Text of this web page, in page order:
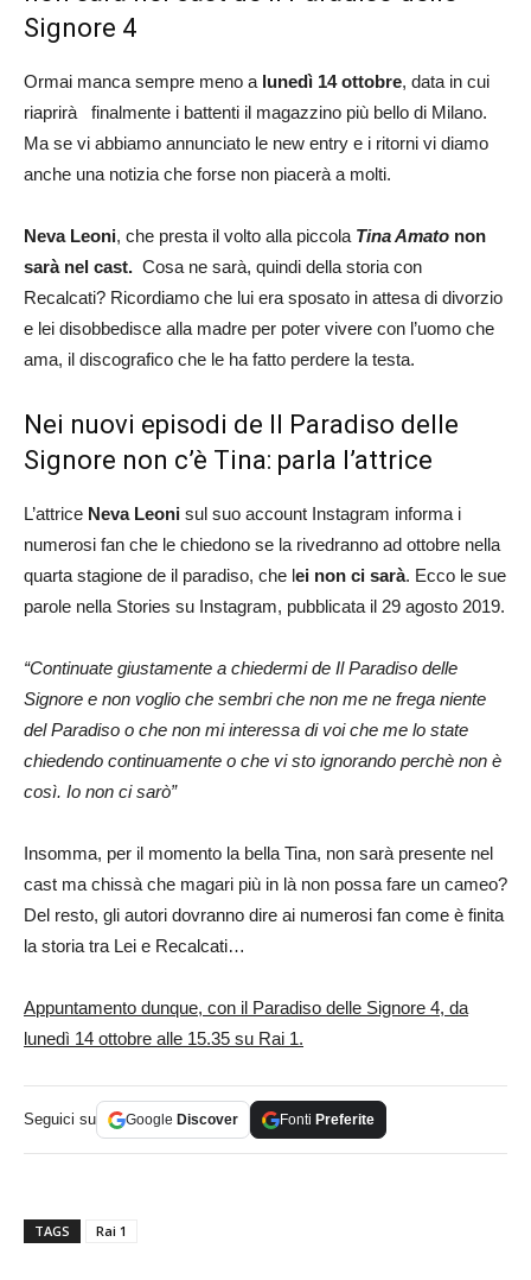
Signore 4
Ormai manca sempre meno a lunedì 14 ottobre, data in cui
riaprirà finalmente i battenti il magazzino più bello di Milano.
Ma se vi abbiamo annunciato le new entry e i ritorni vi diamo
anche una notizia che forse non piacerà a molti.
Neva Leoni, che presta il volto alla piccola Tina Amato non
sarà nel cast. Cosa ne sarà, quindi della storia con
Recalcati? Ricordiamo che lui era sposato in attesa di divorzio
e lei disobbedisce alla madre per poter vivere con l’uomo che
ama, il discografico che le ha fatto perdere la testa.
Nei nuovi episodi de Il Paradiso delle
Signore non c’è Tina: parla l’attrice
L’attrice Neva Leoni sul suo account Instagram informa i
numerosi fan che le chiedono se la rivedranno ad ottobre nella
quarta stagione de il paradiso, che lei non ci sarà. Ecco le sue
parole nella Stories su Instagram, pubblicata il 29 agosto 2019.
“Continuate giustamente a chiedermi de Il Paradiso delle
Signore e non voglio che sembri che non me ne frega niente
del Paradiso o che non mi interessa di voi che me lo state
chiedendo continuamente o che vi sto ignorando perchè non è
così. Io non ci sarò”
Insomma, per il momento la bella Tina, non sarà presente nel
cast ma chissà che magari più in là non possa fare un cameo?
Del resto, gli autori dovranno dire ai numerosi fan come è finita
la storia tra Lei e Recalcati…
Appuntamento dunque, con il Paradiso delle Signore 4, da
lunedì 14 ottobre alle 15.35 su Rai 1.
Seguici su Google Discover Fonti Preferite
TAGS Rai 1